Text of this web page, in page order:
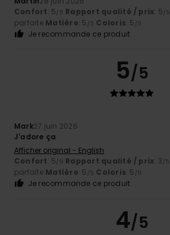
Confort: 5/5 Rapport qualité / prix: 5/5
parfaite Matière: 5 /5 Coloris: 5 /5
Je recommande ce produit
5/5
Mark27 juin 2026
J'adore ça
Afficher original - English
Confort: 5/5 Rapport qualité / prix: 3/5
parfaite Matière: 5 /5 Coloris: 5 /5
Je recommande ce produit
4/5